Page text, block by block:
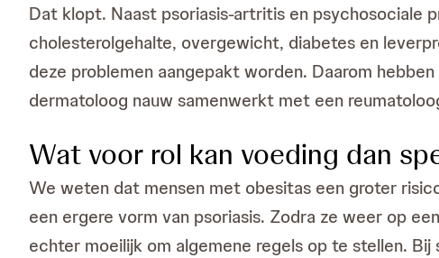
Dat klopt. Naast psoriasis-artritis en psychosociale
cholesterolgehalte, overgewicht, diabetes en
deze problemen aangepakt worden. Daarom
dermatoloog nauw samenwerkt met een
Wat voor rol kan voeding dan
We weten dat mensen met obesitas een groter
een ergere vorm van psoriasis. Zodra ze weer op
echter moeilijk om algemene regels op te stellen.